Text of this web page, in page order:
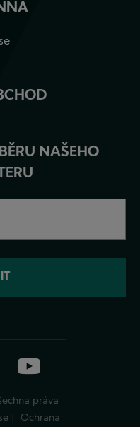
NAŠEHO
Instagram
YouTube
práva
Ochrana